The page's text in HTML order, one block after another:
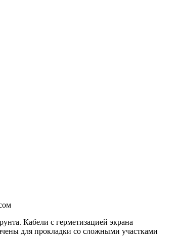
Кабели с герметизацией экрана
для прокладки со сложными участками